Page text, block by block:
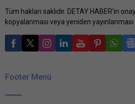
Tüm hakları saklıdır. DETAY HABER'in
kopyalanması veya yeniden yayınlanması
Footer Menü